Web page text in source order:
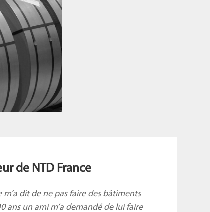
de NTD France
m’a dit de ne pas faire des bâtiments
ans un ami m’a demandé de lui faire